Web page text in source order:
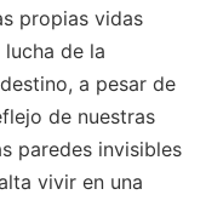
propias vidas
de la
a pesar de
de nuestras
paredes invisibles
vivir en una